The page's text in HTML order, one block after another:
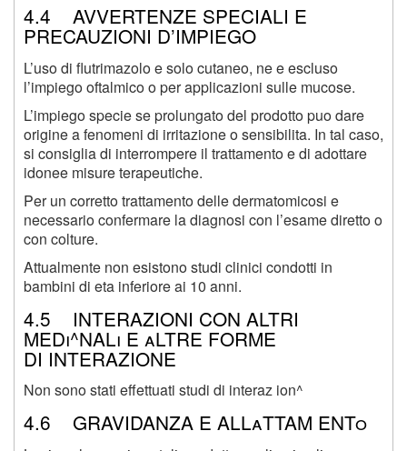
4.4 AVVERTENZE SPECIALI E
PRECAUZIONI D’IMPIEGO
L’uso di flutrimazolo e solo cutaneo, ne e escluso
l’impiego oftalmico o per applicazioni sulle mucose.
L’impiego specie se prolungato del prodotto puo dare
origine a fenomeni di irritazione o sensibilita. In tal caso,
si consiglia di interrompere il trattamento e di adottare
idonee misure terapeutiche.
Per un corretto trattamento delle dermatomicosi e
necessario confermare la diagnosi con l’esame diretto o
con colture.
Attualmente non esistono studi clinici condotti in
bambini di eta inferiore ai 10 anni.
4.5 INTERAZIONI CON ALTRI
MEDi^NALi E aLTRE FORME
DI INTERAZIONE
Non sono stati effettuati studi di interaz ion^
4.6 GRAVIDANZA E ALLaTTAM ENTo